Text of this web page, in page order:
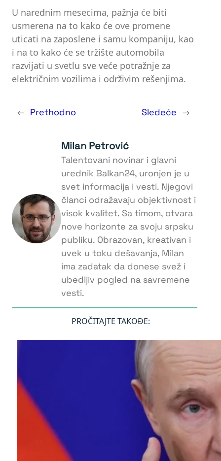
U narednim mesecima, pažnja će biti
usmerena na to kako će ove promene
uticati na zaposlene i samu kompaniju, kao
i na to kako će se tržište automobila
razvijati u svetlu sve veće potražnje za
električnim vozilima i održivim rešenjima.
← Prethodno Sledeće →
Milan Petrović
Talentovani novinar i glavni
urednik Balkan24, uronjen je u
svet informacija i vesti. Njegovi
članci odražavaju objektivnost i
visok kvalitet. Sa timom, otvara
nove horizonte za svoju srpsku
publiku. Obrazovan, kreativan i
uvek u toku dešavanja, Milan
ima zadatak da donese svež i
ubedljiv pogled na savremene
vesti.
PROČITAJTE TAKOĐE: